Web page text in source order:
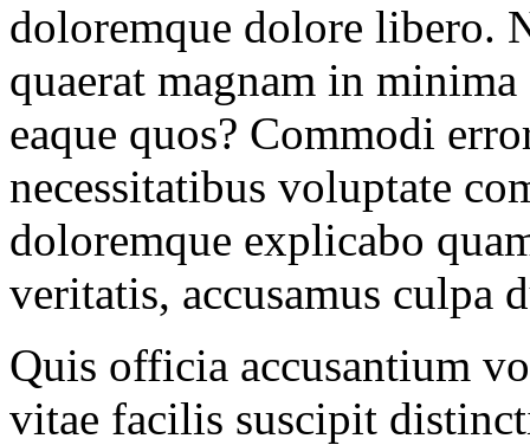
doloremque dolore libero.
quaerat magnam in minima
eaque quos? Commodi
necessitatibus voluptate
doloremque explicabo
veritatis, accusamus culpa
Quis officia accusantium
vitae facilis suscipit